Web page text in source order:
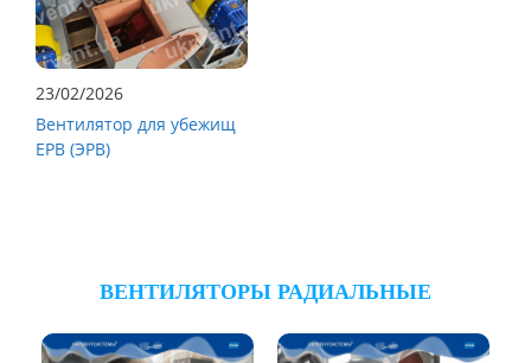
23/02/2026
Вентилятор для убежищ
ЕРВ (ЭРВ)
ВЕНТИЛЯТОРЫ РАДИАЛЬНЫЕ